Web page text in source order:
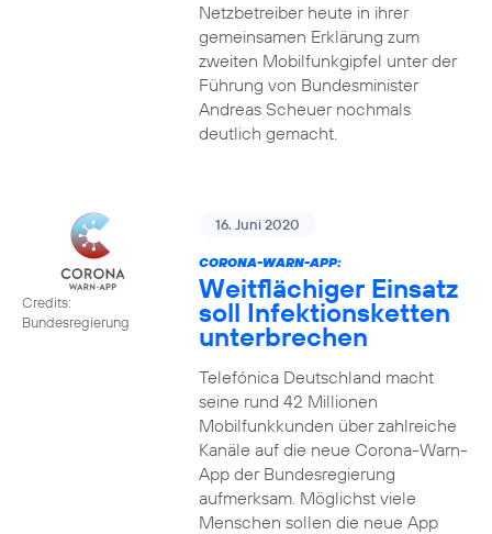
Netzbetreiber heute in ihrer
gemeinsamen Erklärung zum
zweiten Mobilfunkgipfel unter der
Führung von Bundesminister
Andreas Scheuer nochmals
deutlich gemacht.
Credits:
Bundesregierung
16. Juni 2020
CORONA-WARN-APP:
Weitflächiger Einsatz
soll Infektionsketten
unterbrechen
Telefónica Deutschland macht
seine rund 42 Millionen
Mobilfunkkunden über zahlreiche
Kanäle auf die neue Corona-Warn-
App der Bundesregierung
aufmerksam. Möglichst viele
Menschen sollen die neue App